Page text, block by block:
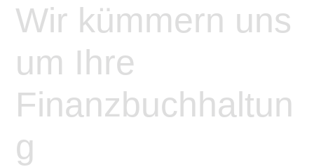
Wir kümmern uns
um Ihre
Finanzbuchhaltun
g